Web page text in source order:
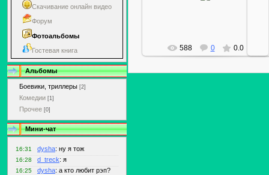
Скачивание онлайн видео
Форум
Фотоальбомы
Гостевая книга
Альбомы
Боевики, триллеры [2]
Комедии [1]
Прочее [0]
Мини-чат
588 0 0.0